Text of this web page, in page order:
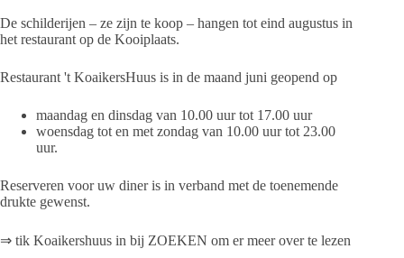
De schilderijen – ze zijn te koop – hangen tot eind augustus in
het restaurant op de Kooiplaats.
Restaurant 't KoaikersHuus is in de maand juni geopend op
maandag en dinsdag van 10.00 uur tot 17.00 uur
woensdag tot en met zondag van 10.00 uur tot 23.00
uur.
Reserveren voor uw diner is in verband met de toenemende
drukte gewenst.
⇒ tik Koaikershuus in bij ZOEKEN om er meer over te lezen